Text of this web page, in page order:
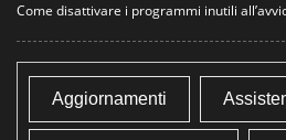
Come disattivare i programmi inutili
Aggiornamenti